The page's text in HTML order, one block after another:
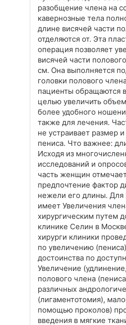
разобщение члена на
кавернозные тела
длине висячей части
отделяются от. Эта
операция позволяет
висячей части
см. Она выполняется
головки полового
пациенты обращаются
целью увеличить
более удобного
также для лечения.
не устраивает размер
пениса. Что важнее:
Исходя из
исследований и
часть женщин
предпочтение фактор
нежели его длины.
имеет Увеличения
хирургическим путем
клинике Селин в
хирурги клиники
по увеличению
достоинства по
Увеличение
полового члена
различных
(лигаментотомия),
помощью проколов)
введения в мягкие